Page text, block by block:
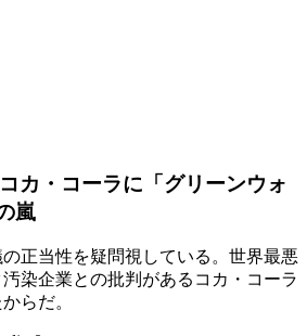
カ・コーラに「グリーンウォ
嵐
正当性を疑問視している。世界最悪
染企業との批判があるコカ・コーラ
らだ。